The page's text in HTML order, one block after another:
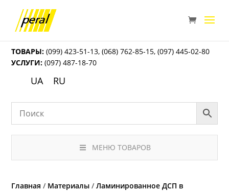
ТОВАРЫ: (099) 423-51-13,(068) 762-85-15,(097) 445-02-80
УСЛУГИ: (097) 487-18-70
UA RU
МЕНЮ ТОВАРОВ
Главная / Материалы /Ламинированное ДСП в